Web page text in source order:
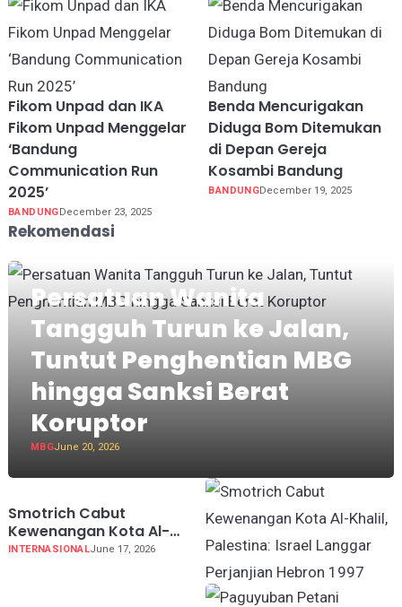
Fikom Unpad dan IKA
Fikom Unpad Menggelar
‘Bandung
Communication Run
2025’
BANDUNGDecember 23, 2025
Benda Mencurigakan
Diduga Bom Ditemukan
di Depan Gereja
Kosambi Bandung
BANDUNGDecember 19, 2025
Rekomendasi
Persatuan Wanita
Tangguh Turun ke Jalan,
Tuntut Penghentian MBG
hingga Sanksi Berat
Koruptor
MBGJune 20, 2026
Smotrich Cabut
Kewenangan Kota Al-
Khalil, Palestina: Israel
INTERNASIONALJune 17, 2026